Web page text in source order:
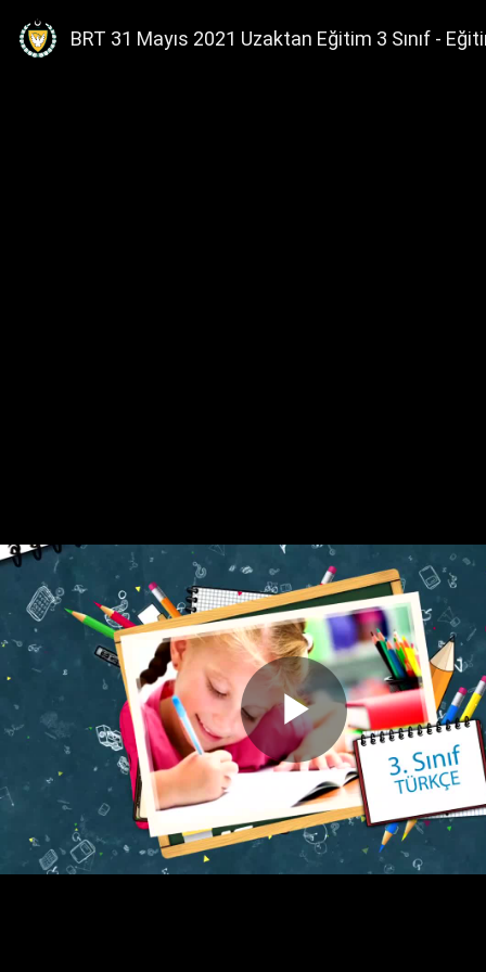
Play
Video
BRT 31 Mayıs 2021 Uzaktan Eğitim 3 Sınıf -